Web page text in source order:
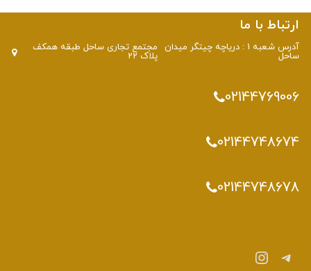
ارتباط با ما
آدرس شعبه 1 : دریاچه چیتگر میدان
ساحل
مجتمع تجاری ساحل طبقه همکف
پلاک 22
02144769006
02144748674
02144748678
تلگراماینستاگرم